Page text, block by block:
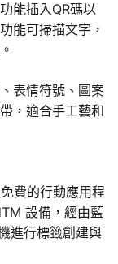
能插入QR碼以
能可掃描文字，
表情符號、圖案
，適合手工藝和
費的行動應用程
設備，經由藍
進行標籤創建與